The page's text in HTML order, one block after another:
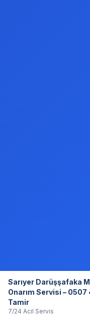
Sarıyer Darüşşafaka
Onarım Servisi –
Tamir
7/24 Acil Servis